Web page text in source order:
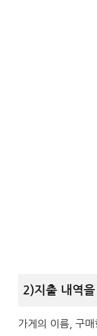
2)지출 내역
가게의 이름, 구